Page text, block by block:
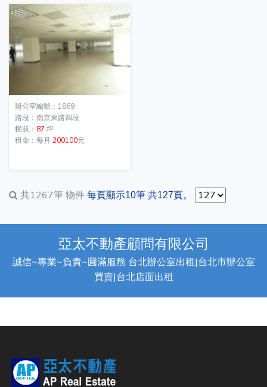
辦公室編號：1869
路段：南京東路四段
權狀： 87 坪
租金：每月 200100元
共1267筆 物件 每頁顯示10筆 共127頁。
亞太不動產顧問有限公司
誠信~專業~負責~圓滿服務 台北辦公室出租|台北市辦公室
買賣|台北店面出租